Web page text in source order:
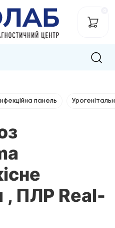
Інфекційна панель
, ПЛР Real-